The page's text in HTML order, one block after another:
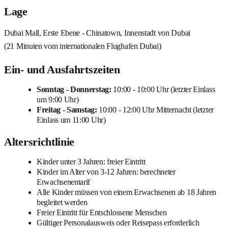
Lage
Dubai Mall, Erste Ebene - Chinatown, Innenstadt von Dubai
(21 Minuten vom internationalen Flughafen Dubai)
Ein- und Ausfahrtszeiten
Sonntag - Donnerstag: 10:00 - 10:00 Uhr (letzter Einlass
um 9:00 Uhr)
Freitag - Samstag: 10:00 - 12:00 Uhr Mitternacht (letzter
Einlass um 11:00 Uhr)
Altersrichtlinie
Kinder unter 3 Jahren: freier Eintritt
Kinder im Alter von 3-12 Jahren: berechneter
Erwachsenentarif
Alle Kinder müssen von einem Erwachsenen ab 18 Jahren
begleitet werden
Freier Eintritt für Entschlossene Menschen
Gültiger Personalausweis oder Reisepass erforderlich